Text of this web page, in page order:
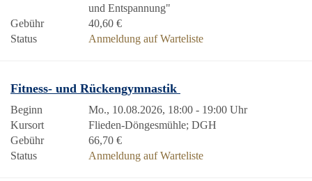
und Entspannung"
Gebühr
40,60 €
Status
Anmeldung auf Warteliste
Fitness- und Rückengymnastik
Beginn
Mo., 10.08.2026, 18:00 - 19:00 Uhr
Kursort
Flieden-Döngesmühle; DGH
Gebühr
66,70 €
Status
Anmeldung auf Warteliste